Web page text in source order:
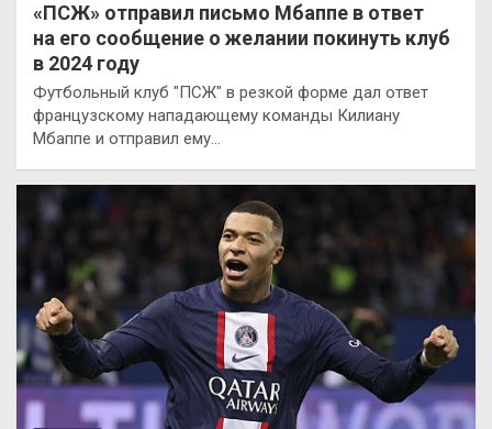
«ПСЖ» отправил письмо Мбаппе в ответ
на его сообщение о желании покинуть клуб
в 2024 году
Футбольный клуб "ПСЖ" в резкой форме дал ответ
французскому нападающему команды Килиану
Мбаппе и отправил ему…